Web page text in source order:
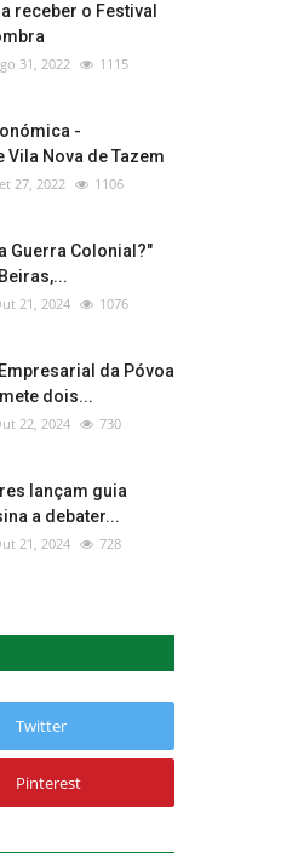
receber o Festival
31, 2022 1115
-
Vila Nova de Tazem
27, 2022 1106
Guerra Colonial?"
21, 2024 1076
da Póvoa
dois...
22, 2024 730
lançam guia
a debater...
21, 2024 728
Twitter
Pinterest